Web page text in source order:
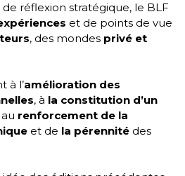
réflexion stratégique, le BLF
et de points de vue
, des mondes privé et
à l’amélioration des
, à la constitution d’un
renforcement de la
et de la pérennité des